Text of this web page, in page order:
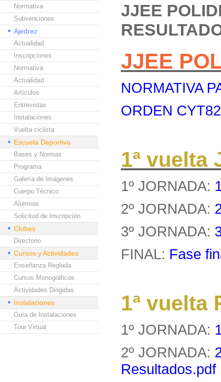
Normativa
Subvenciones
Ajedrez
Actualidad
Inscripciones
Normativa
Actualidad
Artículos
Entrevistas
Instalaciones
Vuelta ciclista
Escuela Deportiva
Bases y Normas
Programa
Galería de Imágenes
Cuerpo Técnico
Alumnos
Solicitud de Inscripción
Clubes
Directorio
Cursos y Actividades
Enseñanza Reglada
Cursos Monográficos
Actividades Dirigidas
Instalaciones
Guía de Instalaciones
Tour Virtual
JJEE
JJEE
NORMATIVA
ORDEN
1ª vuelta
1º JORNADA:
2º JORNADA:
3º JORNADA:
FINAL: Fase
1ª vuelta
1º JORNADA:
2º JORNADA:
Resultados.pdf